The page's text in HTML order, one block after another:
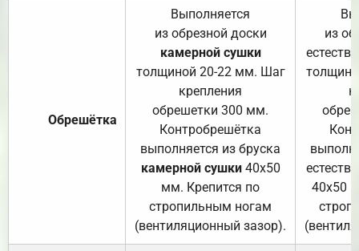
Обрешётка
Выполняется
из обрезной доски
камерной сушки
толщиной 20-22 мм. Шаг
крепления
обрешетки 300 мм.
Контробрешётка
выполняется из бруска
камерной сушки40х50
мм. Крепится по
стропильным ногам
(вентиляционный зазор).
из
40х50